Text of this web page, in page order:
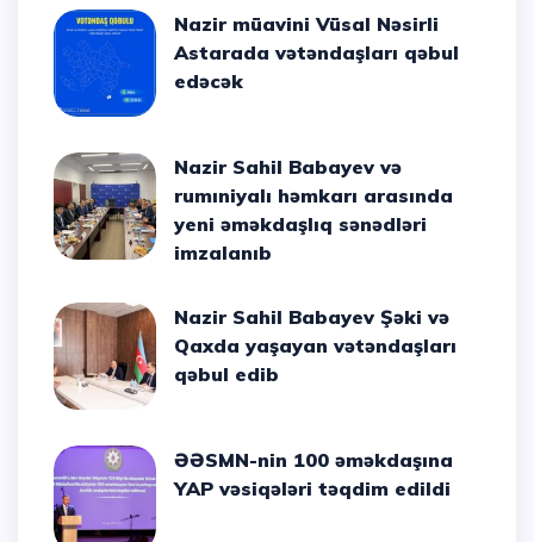
Nazir müavini Vüsal Nəsirli
Astarada vətəndaşları qəbul
edəcək
Nazir Sahil Babayev və
rumıniyalı həmkarı arasında
yeni əməkdaşlıq sənədləri
imzalanıb
Nazir Sahil Babayev Şəki və
Qaxda yaşayan vətəndaşları
qəbul edib
ƏƏSMN-nin 100 əməkdaşına
YAP vəsiqələri təqdim edildi